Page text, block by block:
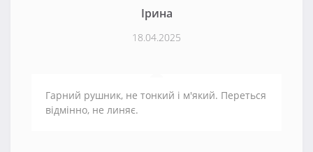
Ірина
18.04.2025
Гарний рушник, не тонкий і м'який. Переться
відмінно, не линяє.